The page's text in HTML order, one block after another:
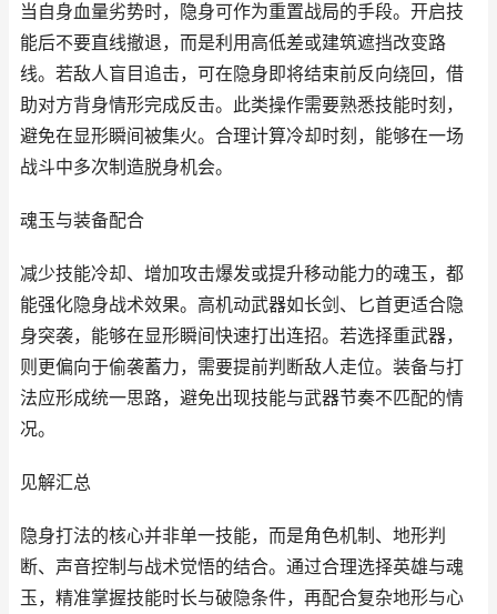
当自身血量劣势时，隐身可作为重置战局的手段。开启技
能后不要直线撤退，而是利用高低差或建筑遮挡改变路
线。若敌人盲目追击，可在隐身即将结束前反向绕回，借
助对方背身情形完成反击。此类操作需要熟悉技能时刻，
避免在显形瞬间被集火。合理计算冷却时刻，能够在一场
战斗中多次制造脱身机会。
魂玉与装备配合
减少技能冷却、增加攻击爆发或提升移动能力的魂玉，都
能强化隐身战术效果。高机动武器如长剑、匕首更适合隐
身突袭，能够在显形瞬间快速打出连招。若选择重武器，
则更偏向于偷袭蓄力，需要提前判断敌人走位。装备与打
法应形成统一思路，避免出现技能与武器节奏不匹配的情
况。
见解汇总
隐身打法的核心并非单一技能，而是角色机制、地形判
断、声音控制与战术觉悟的结合。通过合理选择英雄与魂
玉，精准掌握技能时长与破隐条件，再配合复杂地形与心